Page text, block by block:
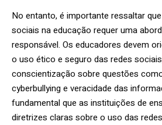
No entanto, é importante ressaltar
sociais na educação requer uma
responsável. Os educadores devem
o uso ético e seguro das redes
conscientização sobre questões
cyberbullying e veracidade das
fundamental que as instituições de
diretrizes claras sobre o uso das